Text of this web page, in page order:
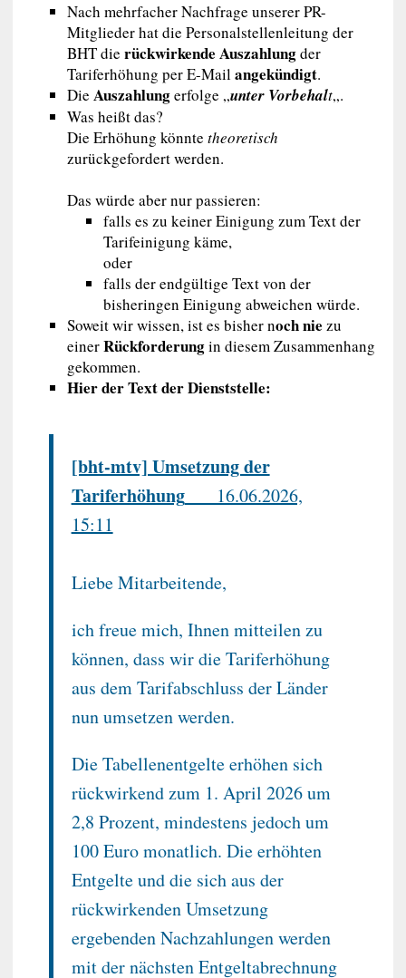
Nach mehrfacher Nachfrage unserer PR-
Mitglieder hat die Personalstellenleitung der
BHT die rückwirkende Auszahlungder
Tariferhöhung per E-Mailangekündigt.
Die Auszahlungerfolge „unter Vorbehalt„.
Was heißt das?
Die Erhöhung könnte theoretisch
zurückgefordert werden.
Das würde aber nur passieren:
falls es zu keiner Einigung zum Text der
Tarifeinigung käme,
oder
falls der endgültige Text von der
bisheringen Einigung abweichen würde.
Soweit wir wissen, ist es bisher noch nie zu
einerRückforderungin diesem Zusammenhang
gekommen.
Hier der Text der Dienststelle:
[bht-mtv] Umsetzung der
Tariferhöhung___16.06.2026,
15:11
Liebe Mitarbeitende,
ich freue mich, Ihnen mitteilen zu
können, dass wir die Tariferhöhung
aus dem Tarifabschluss der Länder
nun umsetzen werden.
Die Tabellenentgelte erhöhen sich
rückwirkend zum 1. April 2026 um
2,8 Prozent, mindestens jedoch um
100 Euro monatlich. Die erhöhten
Entgelte und die sich aus der
rückwirkenden Umsetzung
ergebenden Nachzahlungen werden
mit der nächsten Entgeltabrechnung